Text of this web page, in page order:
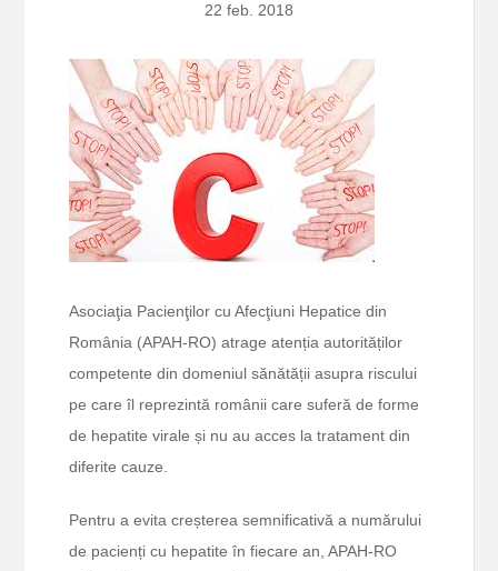
22 feb. 2018
Asociaţia Pacienţilor cu Afecţiuni Hepatice din
România (APAH-RO) atrage atenția autorităților
competente din domeniul sănătății asupra riscului
pe care îl reprezintă românii care suferă de forme
de hepatite virale și nu au acces la tratament din
diferite cauze.
Pentru a evita creșterea semnificativă a numărului
de pacienți cu hepatite în fiecare an, APAH-RO